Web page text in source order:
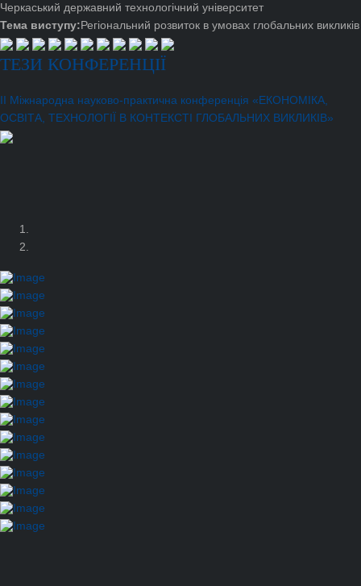
Черкаський державний технологічний університет
Тема виступу:Регіональний розвиток в умовах глобальних викликів
ТЕЗИ КОНФЕРЕНЦІЇ
ІІ Міжнародна науково-практична конференція «ЕКОНОМІКА,
ОСВІТА, ТЕХНОЛОГІЇ В КОНТЕКСТІ ГЛОБАЛЬНИХ ВИКЛИКІВ»